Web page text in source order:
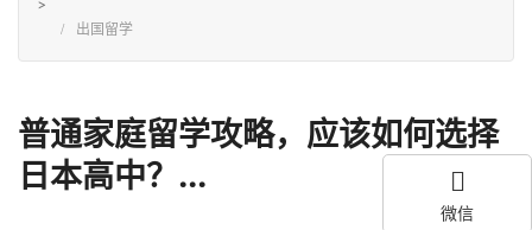
出国留学
普通家庭留学攻略，应该如何选择
日本高中？...
微信